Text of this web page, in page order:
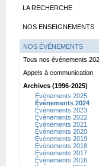
LA RECHERCHE
NOS ENSEIGNEMENTS
NOS ÉVÉNEMENTS
Tous nos événements
Appels à communication
Archives (1996-2025)
Événements 2025
Événements 2024
Événements 2023
Événements 2022
Événements 2021
Événements 2020
Événements 2019
Événements 2018
Événements 2017
Événements 2016